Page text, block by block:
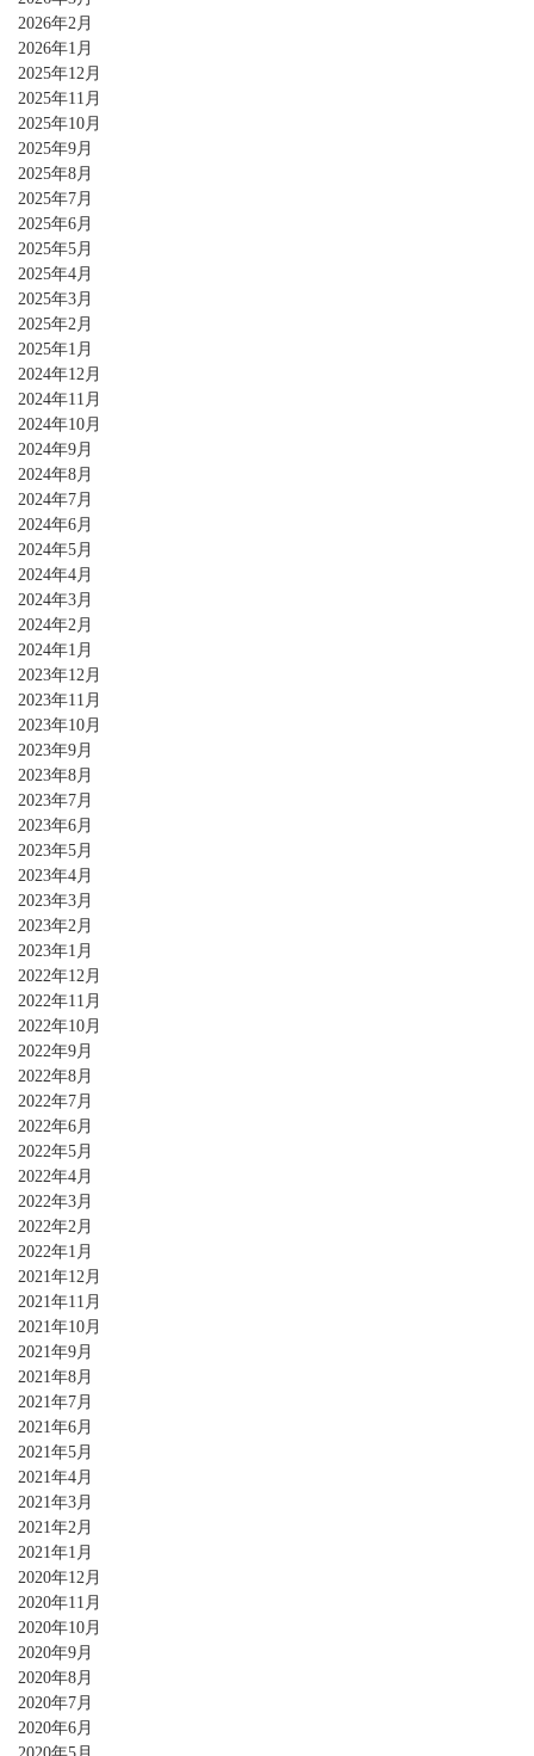
2026年2月
2026年1月
2025年12月
2025年11月
2025年10月
2025年9月
2025年8月
2025年7月
2025年6月
2025年5月
2025年4月
2025年3月
2025年2月
2025年1月
2024年12月
2024年11月
2024年10月
2024年9月
2024年8月
2024年7月
2024年6月
2024年5月
2024年4月
2024年3月
2024年2月
2024年1月
2023年12月
2023年11月
2023年10月
2023年9月
2023年8月
2023年7月
2023年6月
2023年5月
2023年4月
2023年3月
2023年2月
2023年1月
2022年12月
2022年11月
2022年10月
2022年9月
2022年8月
2022年7月
2022年6月
2022年5月
2022年4月
2022年3月
2022年2月
2022年1月
2021年12月
2021年11月
2021年10月
2021年9月
2021年8月
2021年7月
2021年6月
2021年5月
2021年4月
2021年3月
2021年2月
2021年1月
2020年12月
2020年11月
2020年10月
2020年9月
2020年8月
2020年7月
2020年6月